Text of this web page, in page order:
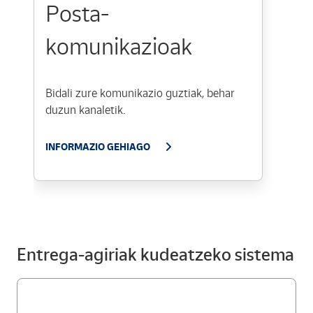
Posta-
komunikazioak
Bidali zure komunikazio guztiak, behar
duzun kanaletik.
INFORMAZIO GEHIAGO
Entrega-agiriak kudeatzeko sistema